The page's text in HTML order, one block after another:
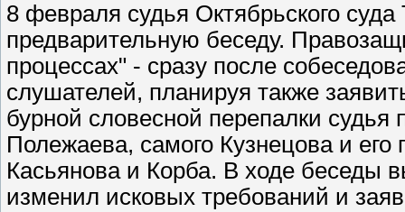
8 февраля судья Октябрьского
предварительную беседу.
процессах" - сразу после
слушателей, планируя также
бурной словесной перепалки судья
Полежаева, самого Кузнецова и его
Касьянова и Корба. В ходе беседы
изменил исковых требований и